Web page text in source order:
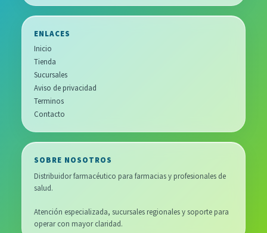
ENLACES
Inicio
Tienda
Sucursales
Aviso de privacidad
Terminos
Contacto
SOBRE NOSOTROS
Distribuidor farmacéutico para farmacias y profesionales de
salud.
Atención especializada, sucursales regionales y soporte para
operar con mayor claridad.